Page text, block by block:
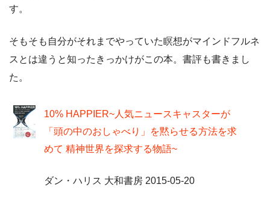
す。
そもそも自分がそれまでやっていた瞑想がマインドフルネ
スとは違うと知ったきっかけがこの本。書評も書きまし
た。
10% HAPPIER~人気ニュースキャスターが
「頭の中のおしゃべり」を黙らせる方法を求
めて 精神世界を探求する物語~
ダン・ハリス 大和書房 2015-05-20